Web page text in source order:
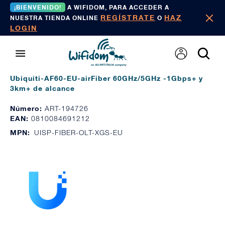
¡BIENVENIDO!
A WIFIDOM, PARA ACCEDER A
NUESTRA TIENDA ONLINE REGÍSTRATE O HAZ
LOGIN
Ubiquiti-AF60-EU-airFiber 60GHz/5GHz -1Gbps+ y
3km+ de alcance
Número: ART-194726
EAN: 0810084691212
MPN:
UISP-FIBER-OLT-XGS-EU